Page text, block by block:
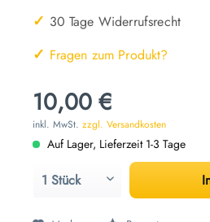
✓ 30 Tage Widerrufsrecht
✓ Fragen zum Produkt?
10,00 €
inkl. MwSt.zzgl. Versandkosten
Auf Lager, Lieferzeit 1-3 Tage